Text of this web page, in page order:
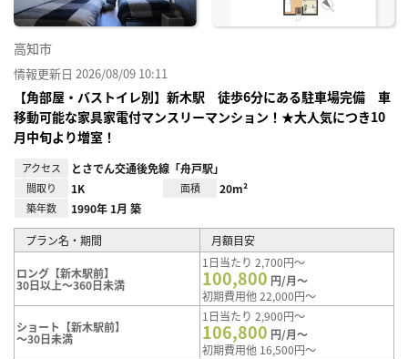
高知市
情報更新日 2026/08/09 10:11
【角部屋・バストイレ別】新木駅 徒歩6分にある駐車場完備 車
移動可能な家具家電付マンスリーマンション！★大人気につき10
月中旬より増室！
アクセス とさでん交通後免線「舟戸駅」
間取り 1K 面積 20m²
築年数 1990年 1月 築
プラン名・期間 月額目安
ロング【新木駅前】
30日以上～360日未満
1日当たり 2,700円～
100,800 円/月～
初期費用他 22,000円～
ショート【新木駅前】
～30日未満
1日当たり 2,900円～
106,800 円/月～
初期費用他 16,500円～